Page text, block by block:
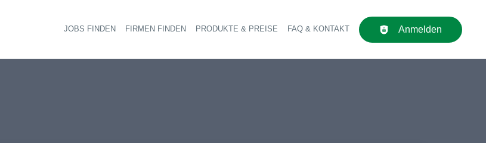
Haupt-Navigation
JOBS FINDEN FIRMEN FINDEN PRODUKTE & PREISE FAQ & KONTAKT Anmelden